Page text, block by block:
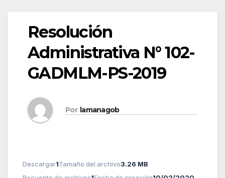
Resolución
Administrativa N° 102-
GADMLM-PS-2019
Por lamanagob
Descargar1Tamaño del archivo3.26 MB